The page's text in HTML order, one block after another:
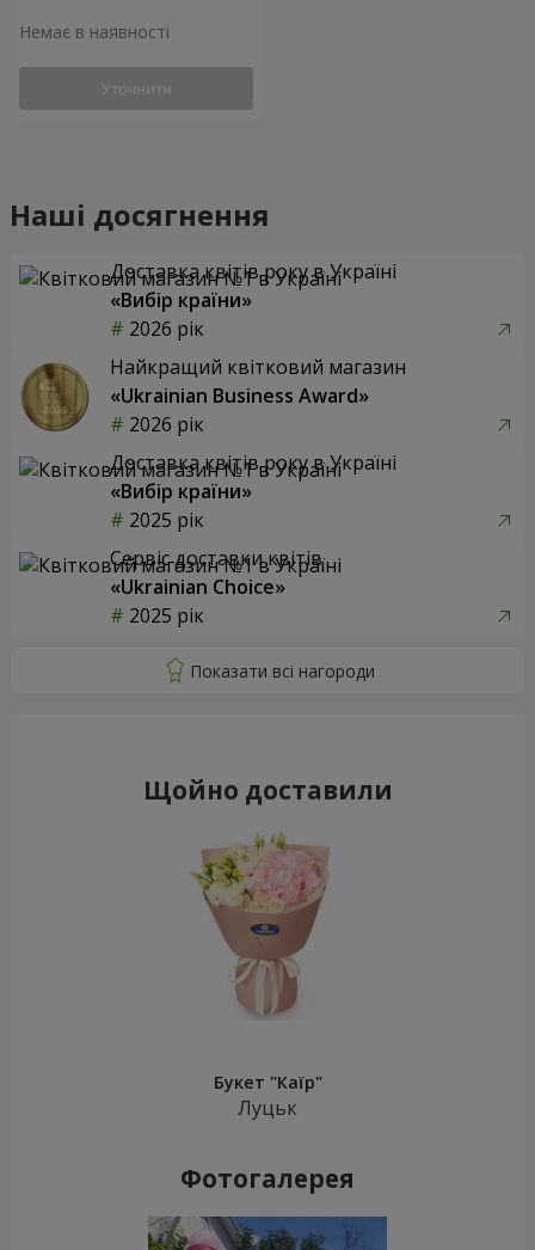
Немає в наявності
Уточнити
Наші досягнення
Доставка квітів року в Україні
«Вибір країни»
2026 рік
Найкращий квітковий магазин
«Ukrainian Business Award»
2026 рік
Доставка квітів року в Україні
«Вибір країни»
2025 рік
Сервіс доставки квітів
«Ukrainian Choice»
2025 рік
Щойно доставили
Букет "Каїр"
Луцьк
Фотогалерея